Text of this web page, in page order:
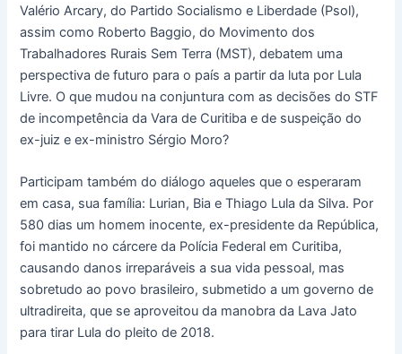
Valério Arcary, do Partido Socialismo e Liberdade (Psol),
assim como Roberto Baggio, do Movimento dos
Trabalhadores Rurais Sem Terra (MST), debatem uma
perspectiva de futuro para o país a partir da luta por Lula
Livre. O que mudou na conjuntura com as decisões do STF
de incompetência da Vara de Curitiba e de suspeição do
ex-juiz e ex-ministro Sérgio Moro?
Participam também do diálogo aqueles que o esperaram
em casa, sua família: Lurian, Bia e Thiago Lula da Silva. Por
580 dias um homem inocente, ex-presidente da República,
foi mantido no cárcere da Polícia Federal em Curitiba,
causando danos irreparáveis a sua vida pessoal, mas
sobretudo ao povo brasileiro, submetido a um governo de
ultradireita, que se aproveitou da manobra da Lava Jato
para tirar Lula do pleito de 2018.